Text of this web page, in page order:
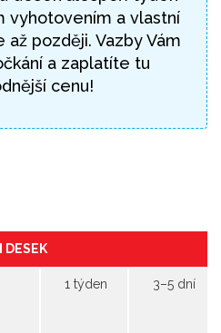
vyhotovením a vlastní
později. Vazby Vám
a zaplatíte tu
cenu!
DESEK
1 týden 3–5 dní